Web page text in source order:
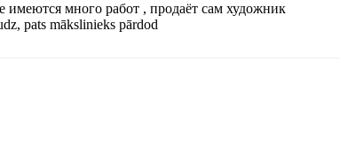
имеются много работ , продаёт сам художник
pats mākslinieks pārdod